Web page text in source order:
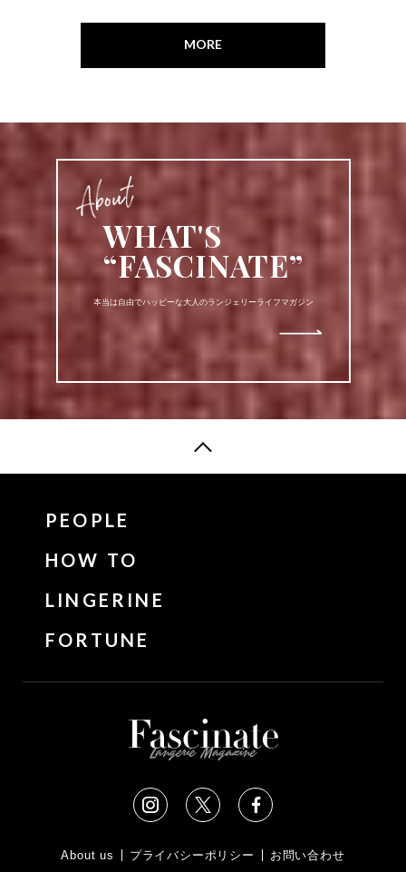
MORE
WHAT'S
“FASCINATE”
本当は自由でハッピーな大人のランジェリーライフマガジン
PEOPLE
HOW TO
LINGERINE
FORTUNE
About us プライバシーポリシー お問い合わせ